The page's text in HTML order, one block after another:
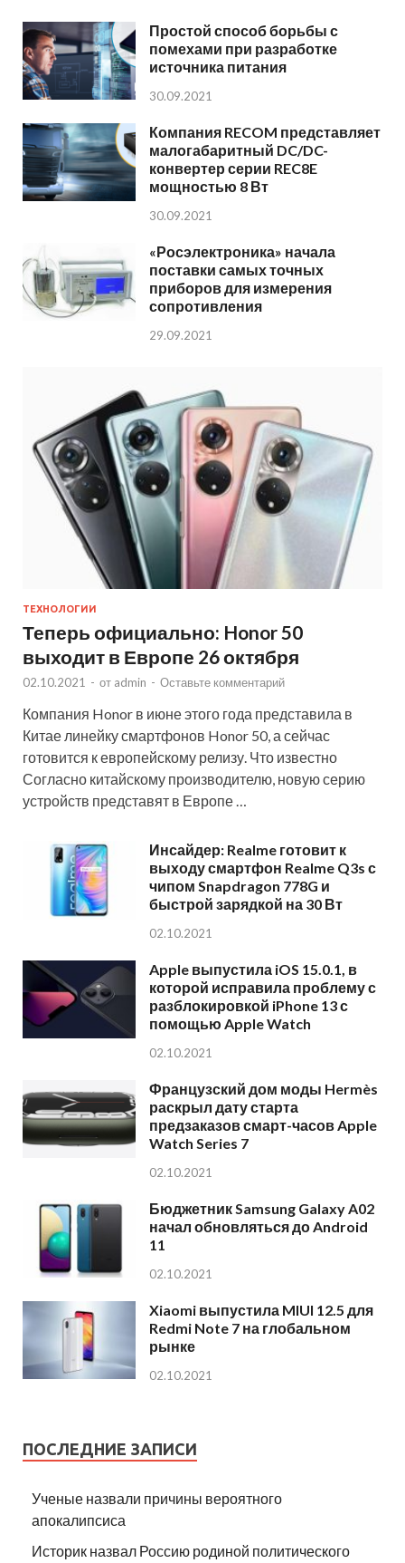
Простой способ борьбы с
помехами при разработке
источника питания
30.09.2021
Компания RECOM представляет
малогабаритный DC/DC-
конвертер серии REC8E
мощностью 8 Вт
30.09.2021
«Росэлектроника» начала
поставки самых точных
приборов для измерения
сопротивления
29.09.2021
ТЕХНОЛОГИИ
Теперь официально: Honor 50
выходит в Европе 26 октября
02.10.2021 - от admin - Оставьте комментарий
Компания Honor в июне этого года представила в
Китае линейку смартфонов Honor 50, а сейчас
готовится к европейскому релизу. Что известно
Согласно китайскому производителю, новую серию
устройств представят в Европе …
Инсайдер: Realme готовит к
выходу смартфон Realme Q3s с
чипом Snapdragon 778G и
быстрой зарядкой на 30 Вт
02.10.2021
Apple выпустила iOS 15.0.1, в
которой исправила проблему с
разблокировкой iPhone 13 с
помощью Apple Watch
02.10.2021
Французский дом моды Hermès
раскрыл дату старта
предзаказов смарт-часов Apple
Watch Series 7
02.10.2021
Бюджетник Samsung Galaxy A02
начал обновляться до Android
11
02.10.2021
Xiaomi выпустила MIUI 12.5 для
Redmi Note 7 на глобальном
рынке
02.10.2021
ПОСЛЕДНИЕ ЗАПИСИ
Ученые назвали причины вероятного
апокалипсиса
Историк назвал Россию родиной политического